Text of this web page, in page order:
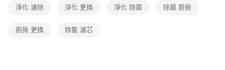
淨化 濾除 淨化 更換 淨化 除菌 除菌 廚房
廚房 更換 除氯 濾芯